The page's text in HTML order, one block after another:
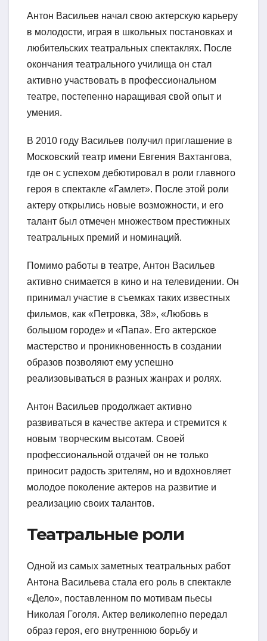
Антон Васильев начал свою актерскую карьеру
в молодости, играя в школьных постановках и
любительских театральных спектаклях. После
окончания театрального училища он стал
активно участвовать в профессиональном
театре, постепенно наращивая свой опыт и
умения.
В 2010 году Васильев получил приглашение в
Московский театр имени Евгения Вахтангова,
где он с успехом дебютировал в роли главного
героя в спектакле «Гамлет». После этой роли
актеру открылись новые возможности, и его
талант был отмечен множеством престижных
театральных премий и номинаций.
Помимо работы в театре, Антон Васильев
активно снимается в кино и на телевидении. Он
принимал участие в съемках таких известных
фильмов, как «Петровка, 38», «Любовь в
большом городе» и «Папа». Его актерское
мастерство и проникновенность в создании
образов позволяют ему успешно
реализовываться в разных жанрах и ролях.
Антон Васильев продолжает активно
развиваться в качестве актера и стремится к
новым творческим высотам. Своей
профессиональной отдачей он не только
приносит радость зрителям, но и вдохновляет
молодое поколение актеров на развитие и
реализацию своих талантов.
Театральные роли
Одной из самых заметных театральных работ
Антона Васильева стала его роль в спектакле
«Дело», поставленном по мотивам пьесы
Николая Гоголя. Актер великолепно передал
образ героя, его внутреннюю борьбу и